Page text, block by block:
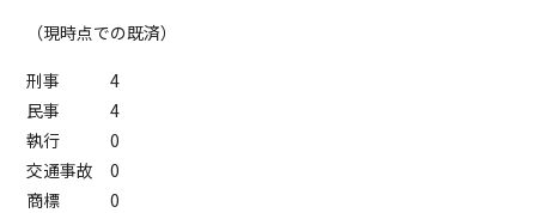
（現時点での既済）
刑事 4
民事 4
執行 0
交通事故 0
商標 0